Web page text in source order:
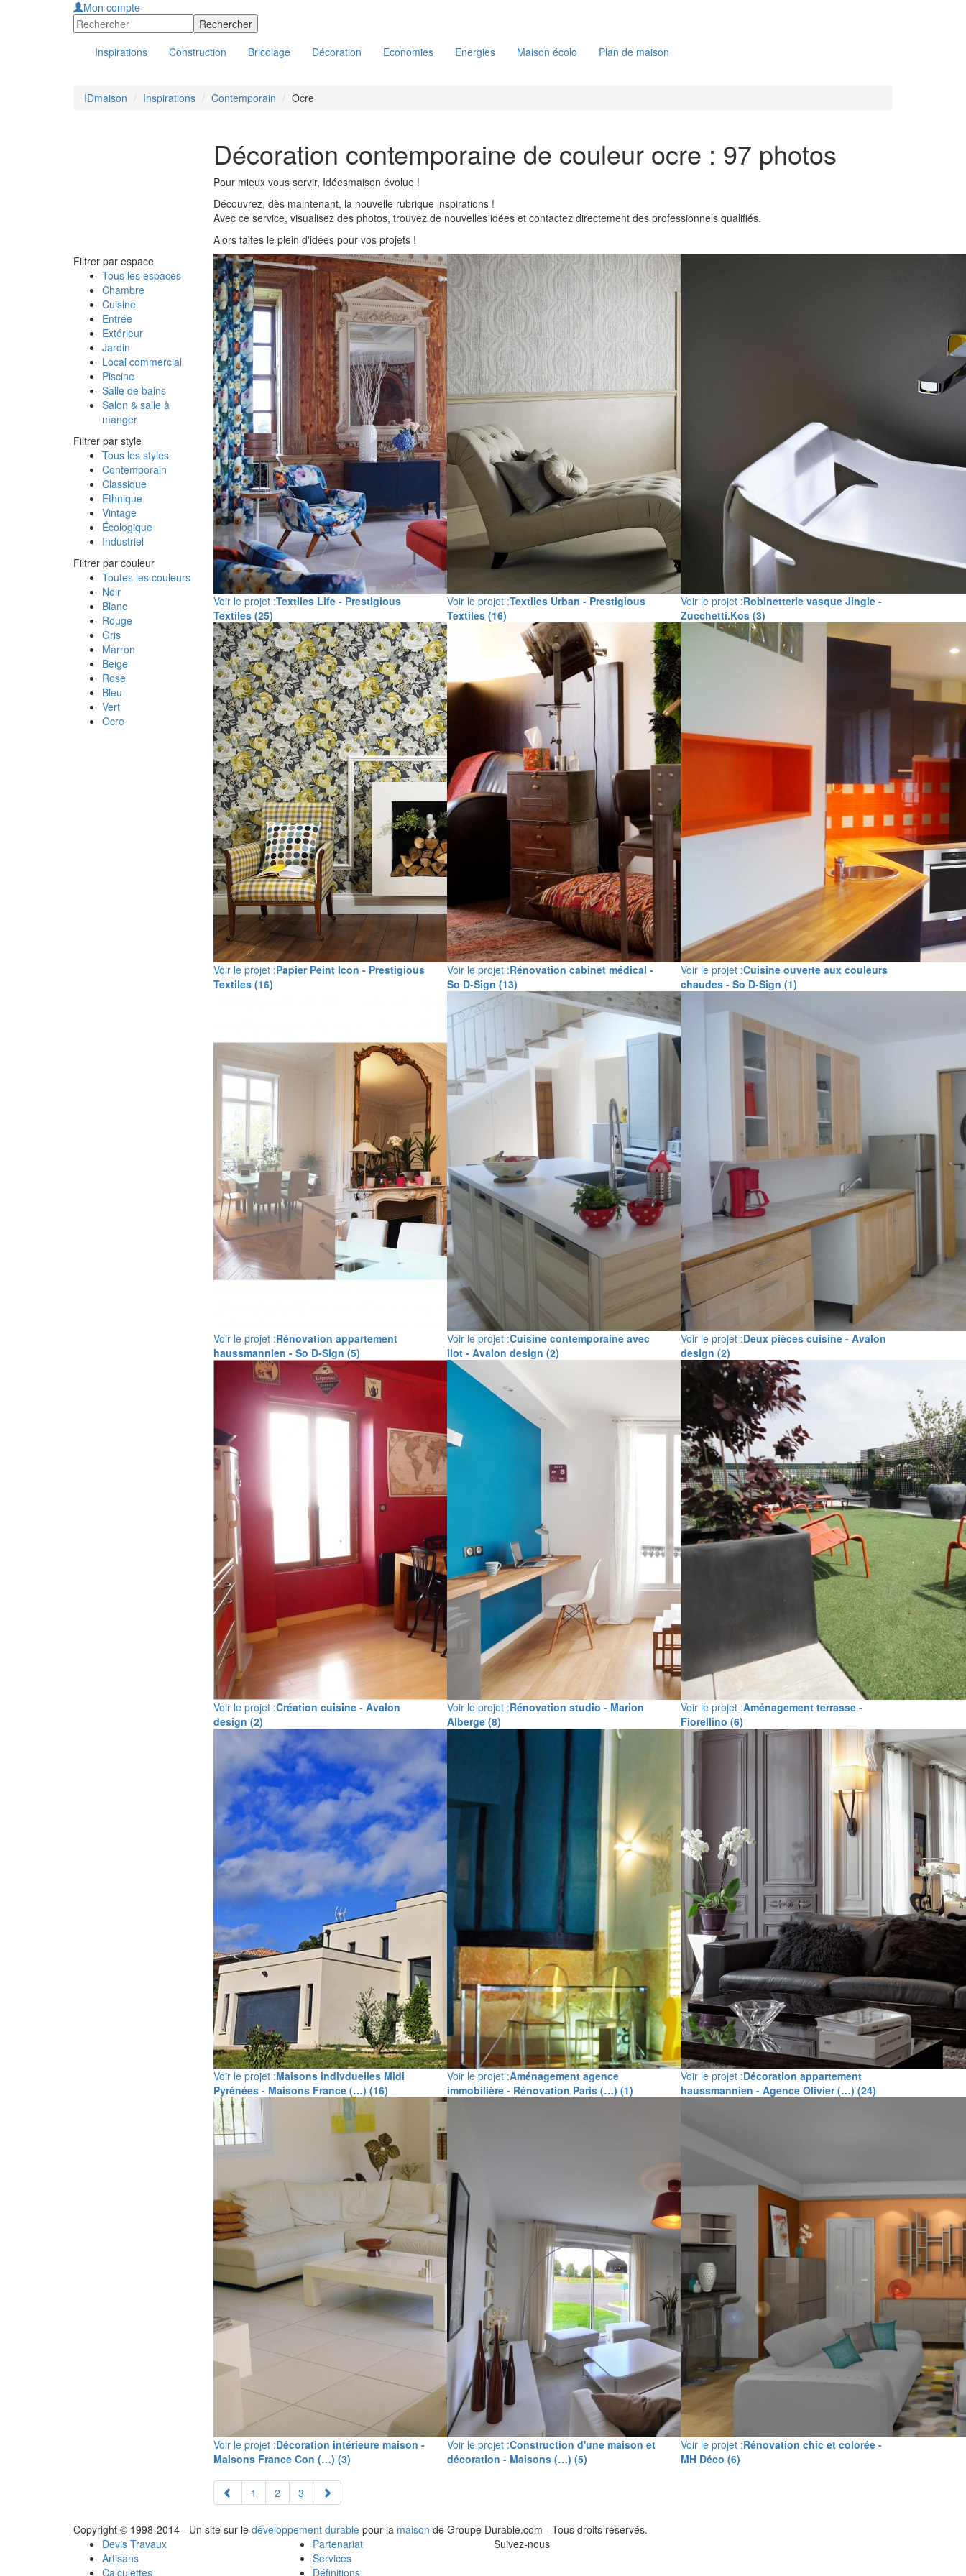
Mon compte
Inspirations Construction Bricolage Décoration Economies Energies Maison écolo Plan de maison
IDmaison Inspirations Contemporain Ocre
Décoration contemporaine de couleur ocre : 97 photos
Pour mieux vous servir, Idéesmaison évolue !
Découvrez, dès maintenant, la nouvelle rubrique inspirations !
Avec ce service, visualisez des photos, trouvez de nouvelles idées et contactez directement des professionnels qualifiés.
Alors faites le plein d'idées pour vos projets !
Filtrer par espace
Tous les espaces
Chambre
Cuisine
Entrée
Extérieur
Jardin
Local commercial
Piscine
Salle de bains
Salon & salle à
manger
Filtrer par style
Tous les styles
Contemporain
Classique
Ethnique
Vintage
Écologique
Industriel
Filtrer par couleur
Toutes les couleurs
Noir
Blanc
Rouge
Gris
Marron
Beige
Rose
Bleu
Vert
Ocre
Voir le projet :Textiles Life - Prestigious
Textiles (25)
Voir le projet :Textiles Urban - Prestigious
Textiles (16)
Voir le projet :Robinetterie vasque Jingle -
Zucchetti.Kos (3)
Voir le projet :Papier Peint Icon - Prestigious
Textiles (16)
Voir le projet :Rénovation cabinet médical -
So D-Sign (13)
Voir le projet :Cuisine ouverte aux couleurs
chaudes - So D-Sign (1)
Voir le projet :Rénovation appartement
haussmannien - So D-Sign (5)
Voir le projet :Cuisine contemporaine avec
ilot - Avalon design (2)
Voir le projet :Deux pièces cuisine - Avalon
design (2)
Voir le projet :Création cuisine - Avalon
design (2)
Voir le projet :Rénovation studio - Marion
Alberge (8)
Voir le projet :Aménagement terrasse -
Fiorellino (6)
Voir le projet :Maisons indivduelles Midi
Pyrénées - Maisons France (…) (16)
Voir le projet :Aménagement agence
immobilière - Rénovation Paris (…) (1)
Voir le projet :Décoration appartement
haussmannien - Agence Olivier (…) (24)
Voir le projet :Décoration intérieure maison -
Maisons France Con (…) (3)
Voir le projet :Construction d'une maison et
décoration - Maisons (…) (5)
Voir le projet :Rénovation chic et colorée -
MH Déco (6)
1 2 3
Copyright © 1998-2014 - Un site sur le développement durable pour la maison de Groupe Durable.com - Tous droits réservés.
Devis Travaux
Artisans
Calculettes
Partenariat
Services
Définitions
Suivez-nous